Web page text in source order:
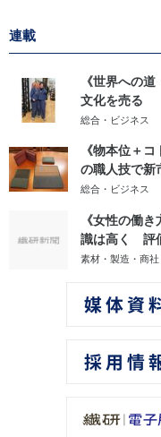
連載
《世界への
文化を売る
総合・ビジネス
《物本位＋
の職人技で新
総合・ビジネス
《女性の働
識は高く 評
素材・製造・商社